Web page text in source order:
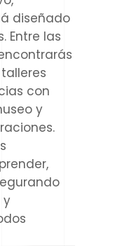
diseñado
Entre las
con
y
y